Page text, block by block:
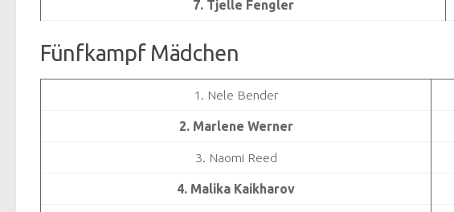
7. Tjelle Fengler
Fünfkampf Mädchen
1. Nele Bender
2. Marlene Werner
3. Naomi Reed
4. Malika Kaikharov